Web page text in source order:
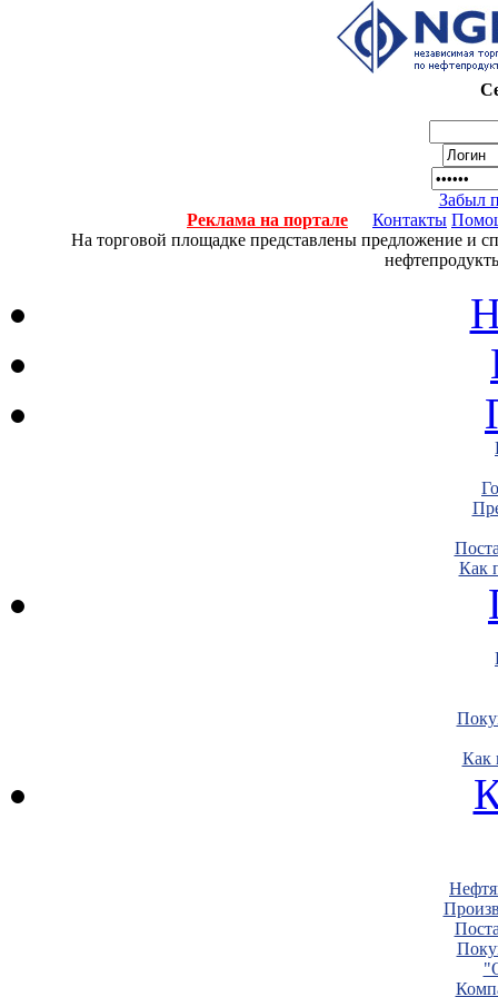
Забыл
Реклама на портале
Контакты
На торговой площадке представлены предложение и
Как
Как